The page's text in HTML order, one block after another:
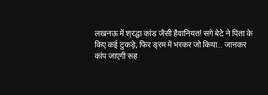
लखनऊ में श्रद्धा कांड जैसी हैवानियत! सगे बेटे ने पिता के
किए कई टुकड़े, फिर ड्रम में भरकर जो किया… जानकर
कांप जाएगी रूह